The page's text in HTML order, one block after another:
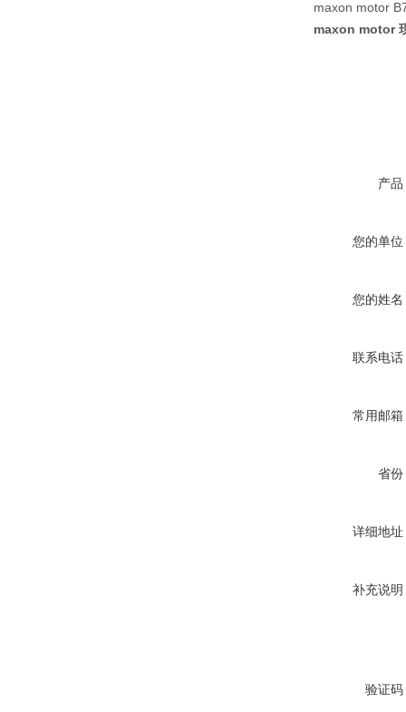
maxon motor
maxon motor
产品
您的单位
您的姓名
联系电话
常用邮箱
省份
详细地址
补充说明
验证码